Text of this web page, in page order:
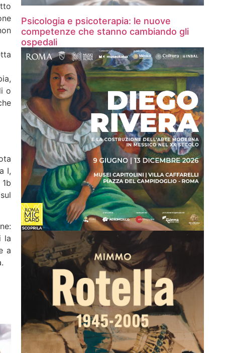
o
I,
la
a
Psicologia e psicoterapia: le nuove
competenze che stanno cambiando gli
ospedali